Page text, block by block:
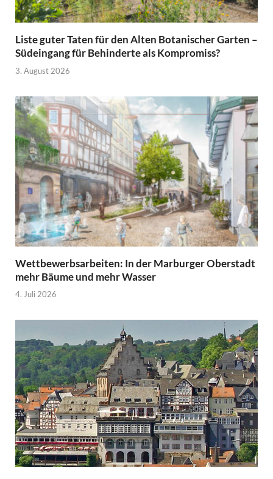
Liste guter Taten für den Alten Botanischer Garten –
Südeingang für Behinderte als Kompromiss?
3. August 2026
Wettbewerbsarbeiten: In der Marburger Oberstadt
mehr Bäume und mehr Wasser
4. Juli 2026